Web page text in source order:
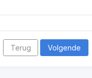
Terug Volgende